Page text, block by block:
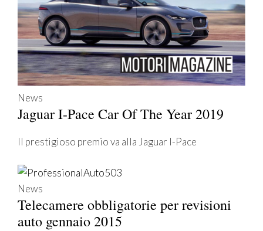
News
Jaguar I-Pace Car Of The Year 2019
Il prestigioso premio va alla Jaguar I-Pace
News
Telecamere obbligatorie per revisioni
auto gennaio 2015